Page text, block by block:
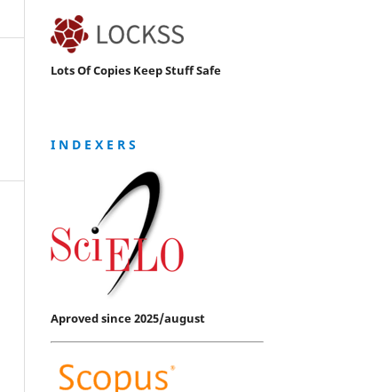
Lots Of Copies Keep Stuff Safe
I N D E X E R S
Aproved since 2025/august